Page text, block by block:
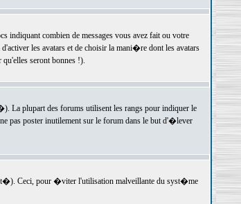
combien de messages vous avez fait ou votre
les avatars et de choisir la mani�re dont les avatars
seront bonnes !).
La plupart des forums utilisent les rangs pour indiquer le
pas poster inutilement sur le forum dans le but d'�lever
Ceci, pour �viter l'utilisation malveillante du syst�me